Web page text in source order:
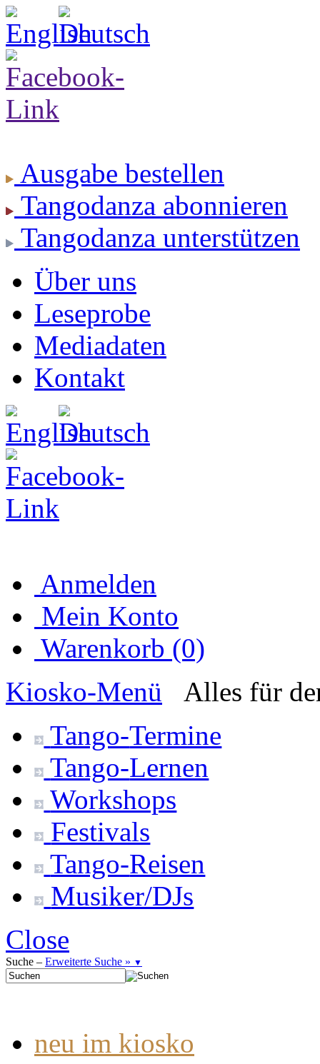
Ausgabe bestellen
Tangodanza abonnieren
Tangodanza unterstützen
Über uns
Leseprobe
Mediadaten
Kontakt
Anmelden
Mein Konto
Warenkorb (0)
Kiosko-Menü
Alles für
Tango-Termine
Tango-Lernen
Workshops
Festivals
Tango-Reisen
Musiker/DJs
Close
Suche – Erweiterte Suche » ▼
neu im kiosko